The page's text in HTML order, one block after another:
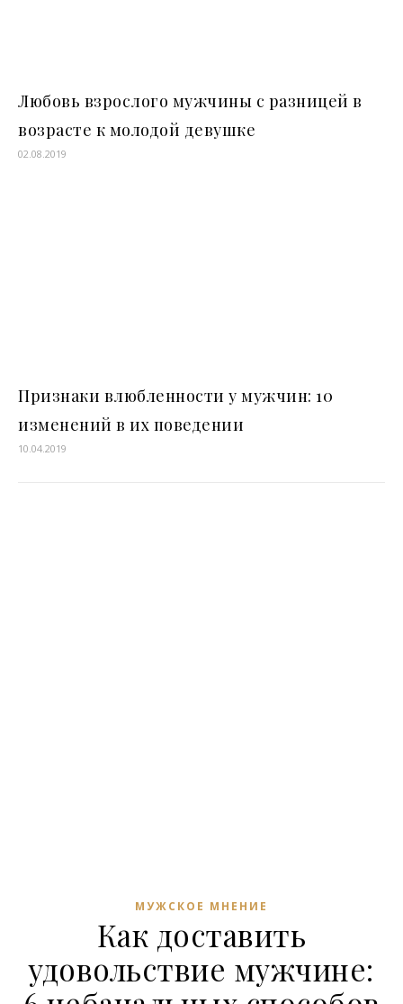
Любовь взрослого мужчины с разницей в
возрасте к молодой девушке
02.08.2019
Признаки влюбленности у мужчин: 10
изменений в их поведении
10.04.2019
МУЖСКОЕ МНЕНИЕ
Как доставить
удовольствие мужчине: